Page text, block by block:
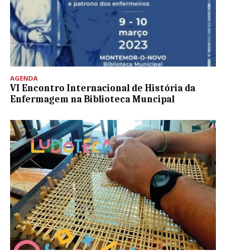
AGENDA
VI Encontro Internacional de História da
Enfermagem na Biblioteca Muncipal